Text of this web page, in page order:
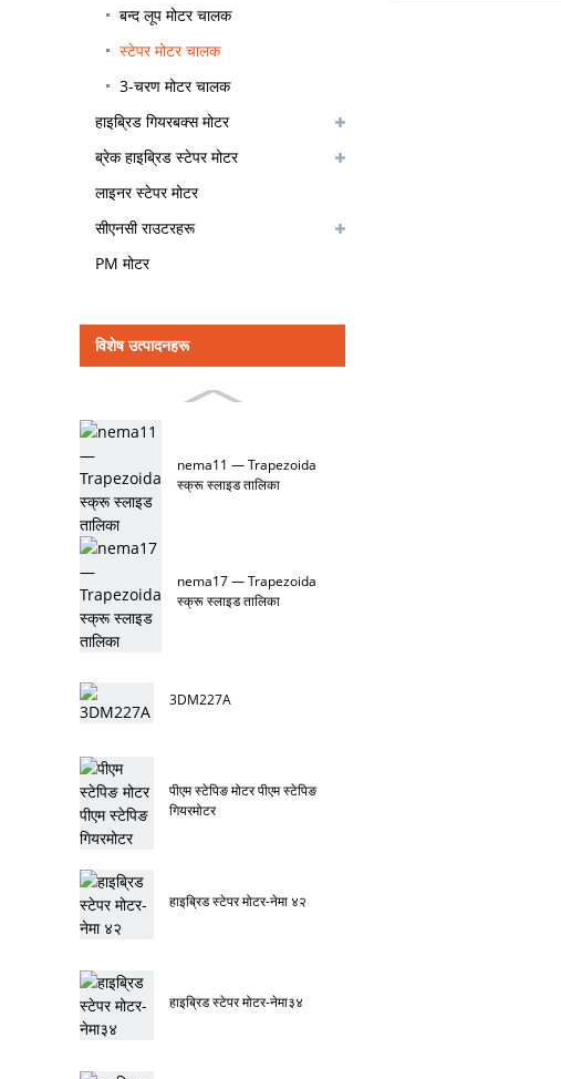
बन्द लूप मोटर चालक
स्टेपर मोटर चालक
3-चरण मोटर चालक
हाइब्रिड गियरबक्स मोटर
ब्रेक हाइब्रिड स्टेपर मोटर
लाइनर स्टेपर मोटर
सीएनसी राउटरहरू
PM मोटर
विशेष उत्पादनहरू
nema11 — Trapezoida
स्क्रू स्लाइड तालिका
nema17 — Trapezoida
स्क्रू स्लाइड तालिका
3DM227A
पीएम स्टेपिङ मोटर पीएम स्टेपिङ
गियरमोटर
हाइब्रिड स्टेपर मोटर-नेमा ४२
हाइब्रिड स्टेपर मोटर-नेमा३४